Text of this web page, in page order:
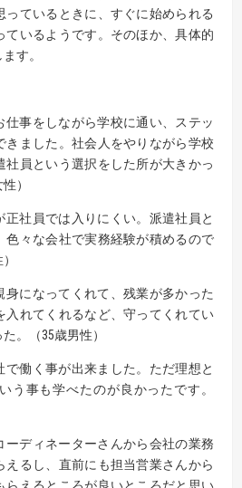
っているときに、すぐに始められる
ているようです。そのほか、具体的
す。
事をしながら学校に通い、ステッ
きました。社会人をやりながら学校
社員という選択をした所が大きかっ
）
社員では入りにくい。派遣社員と
色々な会社で実務経験が積めるので
になってくれて、残業が多かった
入れてくれるなど、守ってくれてい
。（35歳男性）
働く事が出来ました。ただ理想と
う事も学べたのが良かったです。
ディネーターさんから会社の業務
えるし、直前にも担当営業さんから